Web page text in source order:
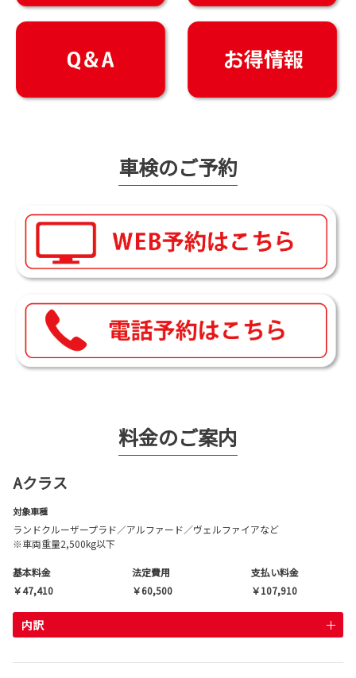
車検のご予約
料金のご案内
Aクラス
対象車種
ランドクルーザープラド／アルファード／ヴェルファイアなど
※車両重量2,500kg以下
基本料金
￥47,410
法定費用
￥60,500
支払い料金
￥107,910
内訳